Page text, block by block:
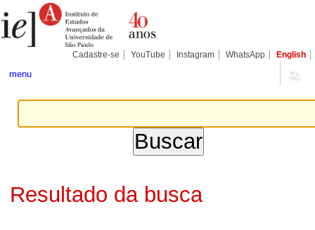
para
conteúdo.
Pessoais
Cadastre-se YouTube Instagram WhatsApp English
menu
Resultado da busca